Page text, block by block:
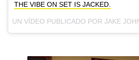
THE VIBE ON SET IS JACKED.